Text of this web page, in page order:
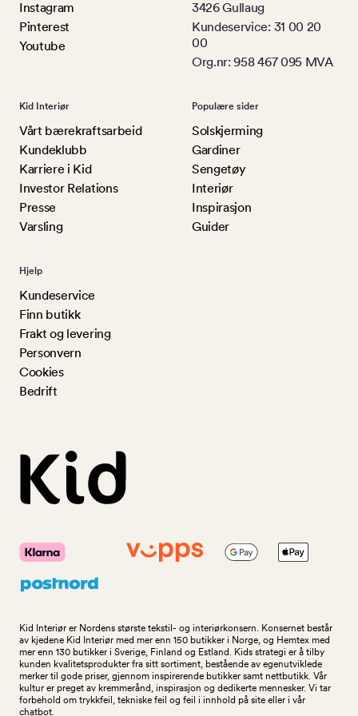
Instagram
Pinterest
Youtube
3426 Gullaug
Kundeservice: 31 00 20
00
Org.nr: 958 467 095 MVA
Kid Interiør
Vårt bærekraftsarbeid
Kundeklubb
Karriere i Kid
Investor Relations
Presse
Varsling
Populære sider
Solskjerming
Gardiner
Sengetøy
Interiør
Inspirasjon
Guider
Hjelp
Kundeservice
Finn butikk
Frakt og levering
Personvern
Cookies
Bedrift
Kid Interiør er Nordens største tekstil- og interiørkonsern. Konsernet består
av kjedene Kid Interiør med mer enn 150 butikker i Norge, og Hemtex med
mer enn 130 butikker i Sverige, Finland og Estland. Kids strategi er å tilby
kunden kvalitetsprodukter fra sitt sortiment, bestående av egenutviklede
merker til gode priser, gjennom inspirerende butikker samt nettbutikk. Vår
kultur er preget av kremmerånd, inspirasjon og dedikerte mennesker. Vi tar
forbehold om trykkfeil, tekniske feil og feil i innhold på site eller i vår
chatbot.